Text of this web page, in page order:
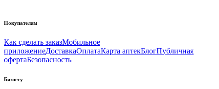
Покупателям
Как сделать заказМобильное
приложениеДоставкаОплатаКарта аптекБлогПубличная
офертаБезопасность
Бизнесу